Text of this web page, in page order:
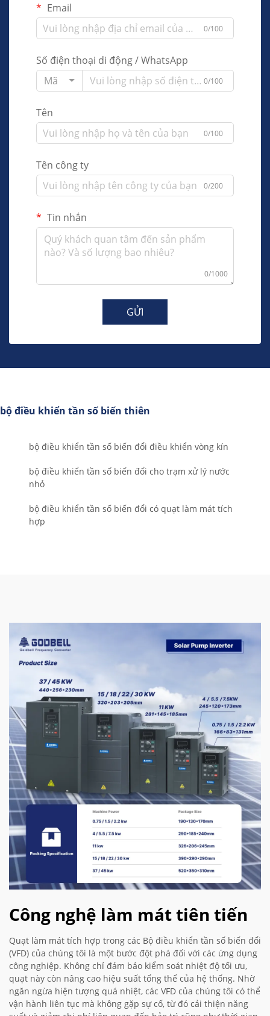
Email
0/100
Số điện thoại di động / WhatsApp
Mã
0/100
Tên
0/100
Tên công ty
0/200
Tin nhắn
0/1000
GỬI
bộ điều khiển tần số biến thiên
bộ điều khiển tần số biến đổi điều khiển vòng kín
bộ điều khiển tần số biến đổi cho trạm xử lý nước
nhỏ
bộ điều khiển tần số biến đổi có quạt làm mát tích
hợp
Công nghệ làm mát tiên tiến
Quạt làm mát tích hợp trong các Bộ điều khiển tần số biến đổi
(VFD) của chúng tôi là một bước đột phá đối với các ứng dụng
công nghiệp. Không chỉ đảm bảo kiểm soát nhiệt độ tối ưu,
quạt này còn nâng cao hiệu suất tổng thể của hệ thống. Nhờ
ngăn ngừa hiện tượng quá nhiệt, các VFD của chúng tôi có thể
vận hành liên tục mà không gặp sự cố, từ đó cải thiện năng